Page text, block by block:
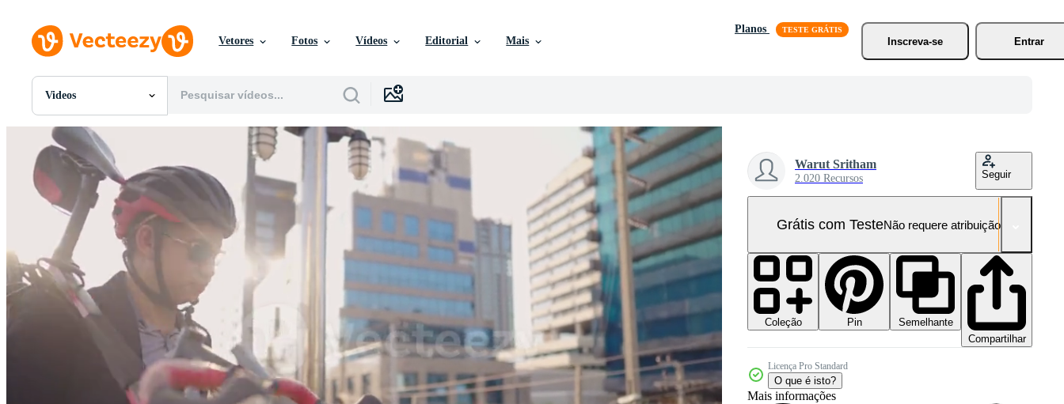
Vetores Fotos Vídeos Editorial Mais
Planos
Inscreva-se
Entrar
Videos
Todas Imagens
Fotos
PNGs
PSDs
Modelos
Vetores
Videos
Motion graphics
Imagens Editoriais
Eventos Editoriais
Warut Sritham
2.020 Recursos Seguir
Grátis com TesteNão requere atribuição!
Coleção Pin
Semelhante
Compartilhar
Licença Pro Standard
O que é isto?
Mais informações